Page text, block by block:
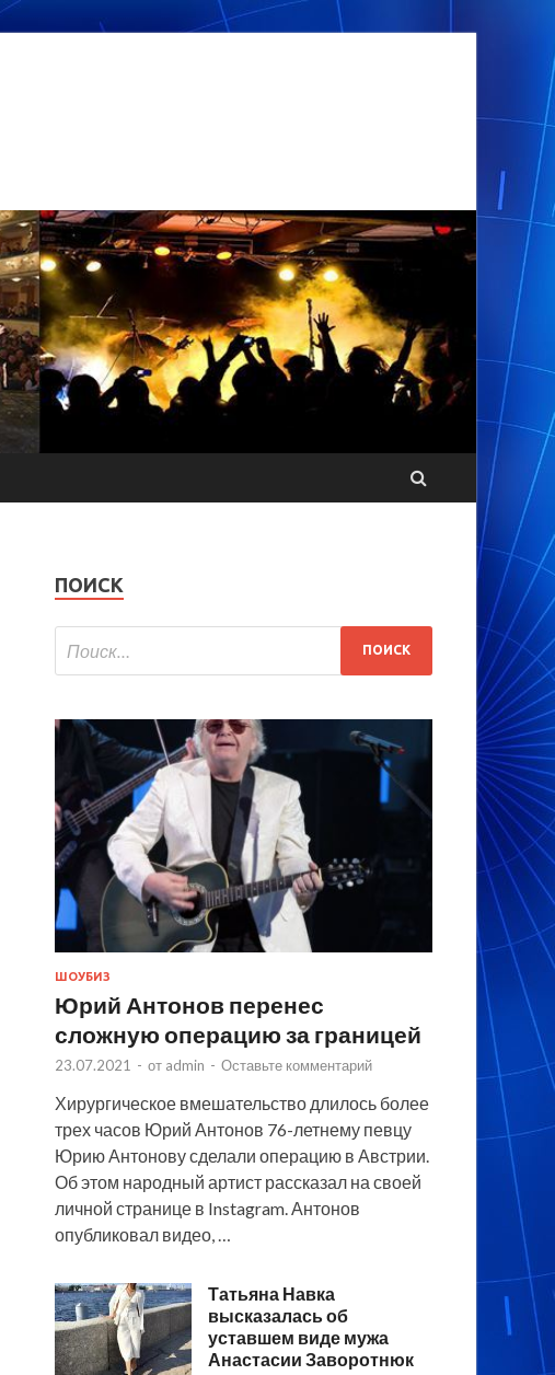
ПОИСК
ШОУБИЗ
Юрий Антонов перенес
сложную операцию за границей
23.07.2021 - от admin - Оставьте комментарий
Хирургическое вмешательство длилось более
трех часов Юрий Антонов 76-летнему певцу
Юрию Антонову сделали операцию в Австрии.
Об этом народный артист рассказал на своей
личной странице в Instagram. Антонов
опубликовал видео, …
Татьяна Навка
высказалась об
уставшем виде мужа
Анастасии Заворотнюк